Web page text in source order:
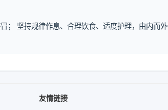
； 坚持规律作息、合理饮食、适度护理，由内而
友情链接